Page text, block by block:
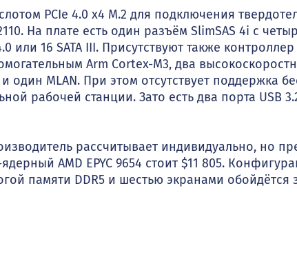
PCIe 4.0 x4 M.2 для подключения
На плате есть один разъём SlimSAS 4i с
или 16 SATA III. Присутствуют также
Arm Cortex-M3, два
и один MLAN. При этом отсутствует поддержка
рабочей станции. Зато есть два порта USB
рассчитывает индивидуально, но
AMD EPYC 9654 стоит $11 805.
памяти DDR5 и шестью экранами обойдётся